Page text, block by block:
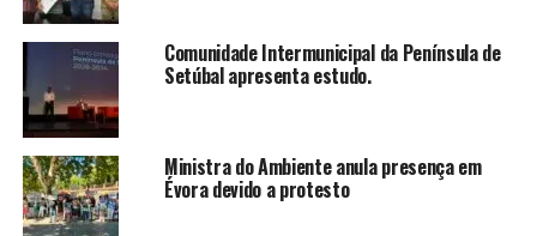
Comunidade Intermunicipal da Península de
Setúbal apresenta estudo.
Ministra do Ambiente anula presença em
Évora devido a protesto